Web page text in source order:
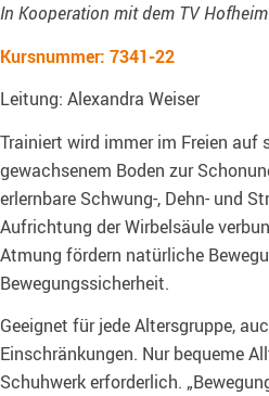
In Kooperation mit dem TV Hofheim
Kursnummer: 7341-22
Leitung: Alexandra Weiser
Trainiert wird immer im Freien auf
gewachsenem Boden zur
erlernbare Schwung-, Dehn- und
Aufrichtung der Wirbelsäule
Atmung fördern natürliche
Bewegungssicherheit.
Geeignet für jede Altersgruppe,
Einschränkungen. Nur bequeme
Schuhwerk erforderlich.